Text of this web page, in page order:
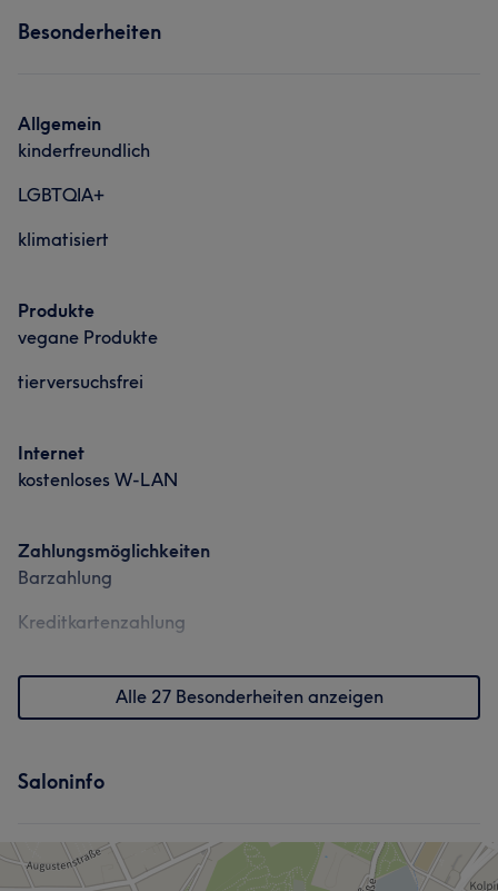
Besonderheiten
Allgemein
kinderfreundlich
LGBTQIA+
klimatisiert
Produkte
vegane Produkte
tierversuchsfrei
Internet
kostenloses W-LAN
Zahlungsmöglichkeiten
Barzahlung
Kreditkartenzahlung
Alle 27 Besonderheiten anzeigen
Saloninfo